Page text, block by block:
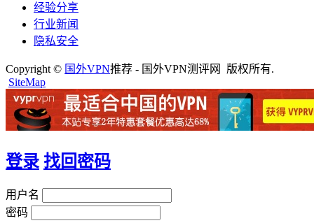
经验分享
行业新闻
隐私安全
Copyright © 国外VPN推荐 - 国外VPN测评网 版权所有.
SiteMap
登录 找回密码
用户名
密码